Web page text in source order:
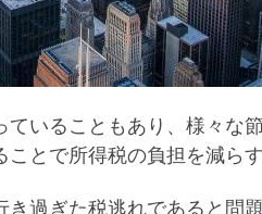
いることもあり、様々な
ことで所得税の負担を減らす
過ぎた税逃れであると問